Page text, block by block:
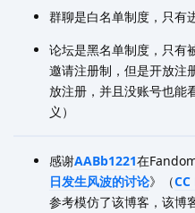
群聊是白名单制度，只有
论坛是黑名单制度，只有
邀请注册制，但是开放注
放注册，并且没账号也能
义）
感谢AABb1221在
日发生风波的讨论》（CC
参考模仿了该博客，该博